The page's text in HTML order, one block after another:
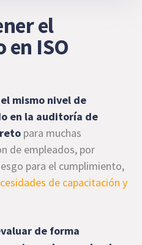
el
ISO
mismo nivel de
en la auditoría de
para muchas
de empleados, por
para el cumplimiento,
de capacitación y
de forma